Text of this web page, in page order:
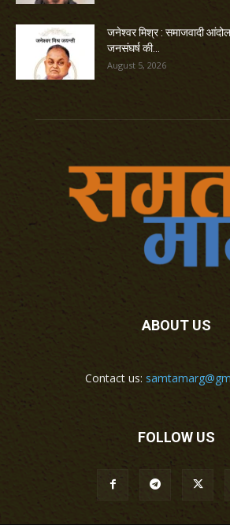
जनेश्वर मिश्र : समाजवादी
जनसंघर्ष की...
August 5, 2026
ABOUT US
Contact us:
FOLLOW US